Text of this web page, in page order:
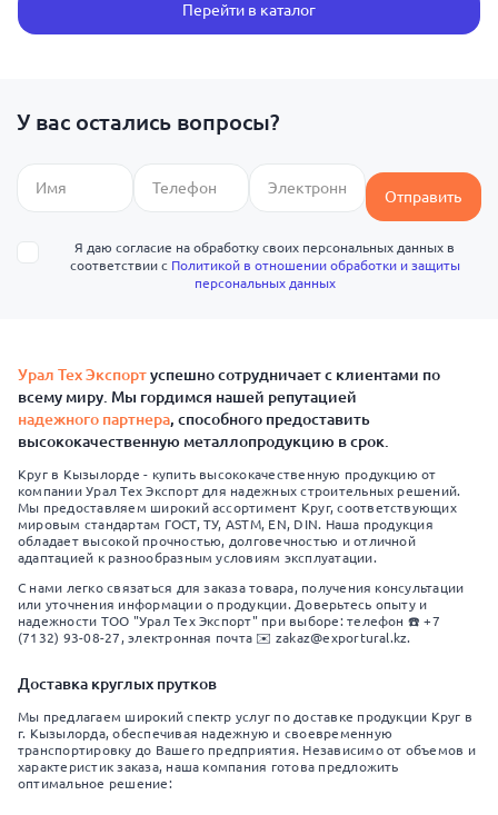
Перейти в каталог
У вас остались вопросы?
Отправить
Я даю согласие на обработку своих персональных данных в
соответствии с Политикой в отношении обработки и защиты
персональных данных
Урал Тех Экспортуспешно сотрудничает с клиентами по
всему миру. Мы гордимся нашей репутацией
надежного партнера, способного предоставить
высококачественную металлопродукцию в срок.
Круг в Кызылорде - купить высококачественную продукцию от
компании Урал Тех Экспорт для надежных строительных решений.
Мы предоставляем широкий ассортимент Круг, соответствующих
мировым стандартам ГОСТ, ТУ, ASTM, EN, DIN. Наша продукция
обладает высокой прочностью, долговечностью и отличной
адаптацией к разнообразным условиям эксплуатации.
С нами легко связаться для заказа товара, получения консультации
или уточнения информации о продукции. Доверьтесь опыту и
надежности ТОО "Урал Тех Экспорт" при выборе: телефон ☎️ +7
(7132) 93-08-27, электронная почта ✉️ zakaz@exportural.kz.
Доставка круглых прутков
Мы предлагаем широкий спектр услуг по доставке продукции Круг в
г. Кызылорда, обеспечивая надежную и своевременную
транспортировку до Вашего предприятия. Независимо от объемов и
характеристик заказа, наша компания готова предложить
оптимальное решение: